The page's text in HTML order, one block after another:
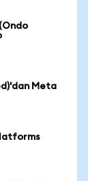
Meta